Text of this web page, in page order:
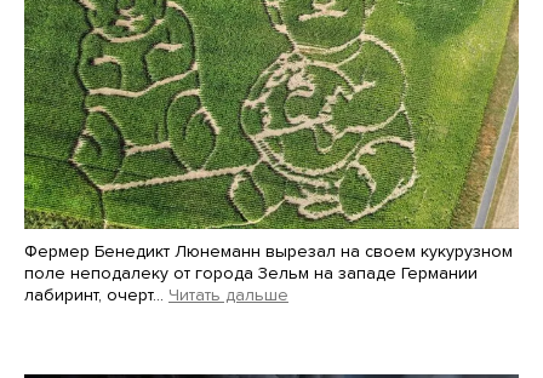
Фермер Бенедикт Люнеманн вырезал на своем кукурузном
поле неподалеку от города Зельм на западе Германии
лабиринт, очерт… Читать дальше